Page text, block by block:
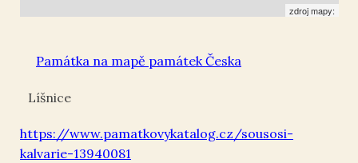
zdroj mapy:
Památka na mapě památek Česka
Líšnice
https://www.pamatkovykatalog.cz/sousosi-
kalvarie-13940081